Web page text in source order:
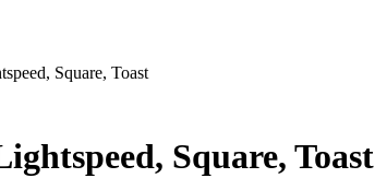
Square, Toast
Square, Toast